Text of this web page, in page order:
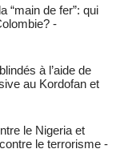
“main de fer”: qui
-
à l’aide de
au Kordofan et
le Nigeria et
le terrorisme -